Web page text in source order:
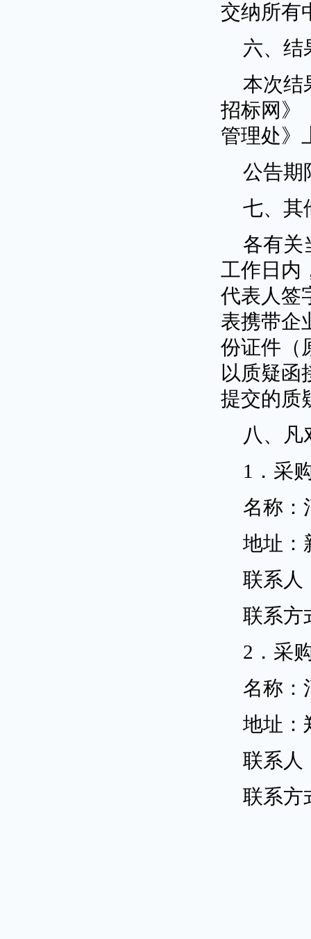
交纳所有
六、结
本次结
招标网》
管理处》
公告期
七、其
各有关
工作日内
代表人签
表携带企
份证件（
以质疑函
提交的质
八、凡
1．采
名称：
地址：
联系人
联系方
2．采
名称：
地址：
联系人
联系方